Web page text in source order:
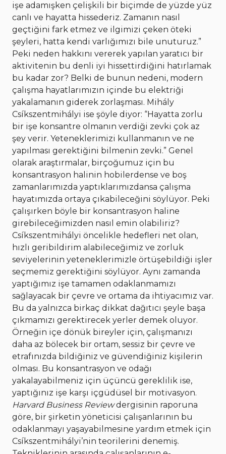
işe adamışken çelişkili bir biçimde de yüzde yüz
canlı ve hayatta hissederiz. Zamanın nasıl
geçtiğini fark etmez ve ilgimizi çeken öteki
şeyleri, hatta kendi varlığımızı bile unuturuz.”
Peki neden hakkını vererek yapılan yaratıcı bir
aktivitenin bu denli iyi hissettirdiğini hatırlamak
bu kadar zor? Belki de bunun nedeni, modern
çalışma hayatlarımızın içinde bu elektriği
yakalamanın giderek zorlaşması. Mihály
Csíkszentmihályi ise şöyle diyor: “Hayatta zorlu
bir işe konsantre olmanın verdiği zevki çok az
şey verir. Yeteneklerimizi kullanmanın ve ne
yapılması gerektiğini bilmenin zevki.” Genel
olarak araştırmalar, birçoğumuz için bu
konsantrasyon halinin hobilerdense ve boş
zamanlarımızda yaptıklarımızdansa çalışma
hayatımızda ortaya çıkabileceğini söylüyor. Peki
çalışırken böyle bir konsantrasyon haline
girebileceğimizden nasıl emin olabiliriz?
Csíkszentmihályi öncelikle hedefleri net olan,
hızlı geribildirim alabileceğimiz ve zorluk
seviyelerinin yeteneklerimizle örtüşebildiği işler
seçmemiz gerektiğini söylüyor. Aynı zamanda
yaptığımız işe tamamen odaklanmamızı
sağlayacak bir çevre ve ortama da ihtiyacımız var.
Bu da yalnızca birkaç dikkat dağıtıcı şeyle başa
çıkmamızı gerektirecek yerler demek oluyor.
Örneğin içe dönük bireyler için, çalışmanızı
daha az bölecek bir ortam, sessiz bir çevre ve
etrafınızda bildiğiniz ve güvendiğiniz kişilerin
olması. Bu konsantrasyon ve odağı
yakalayabilmeniz için üçüncü gereklilik ise,
yaptığınız işe karşı içgüdüsel bir motivasyon.
Harvard Business Reviewdergisinin raporuna
göre, bir şirketin yöneticisi çalışanlarının bu
odaklanmayı yaşayabilmesine yardım etmek için
Csíkszentmihályi’nin teorilerini denemiş.